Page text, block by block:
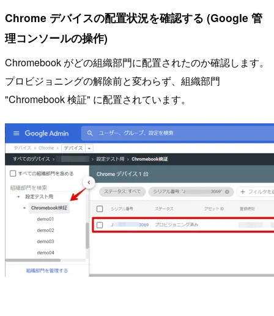
Chrome デバイスの配置状況を確認する (Google 管
理コンソールの操作)
Chromebook がどの組織部門に配置されたのか確認します。
プロビジョニングの解除前と変わらず、組織部門
"Chromebook 検証" に配置されています。